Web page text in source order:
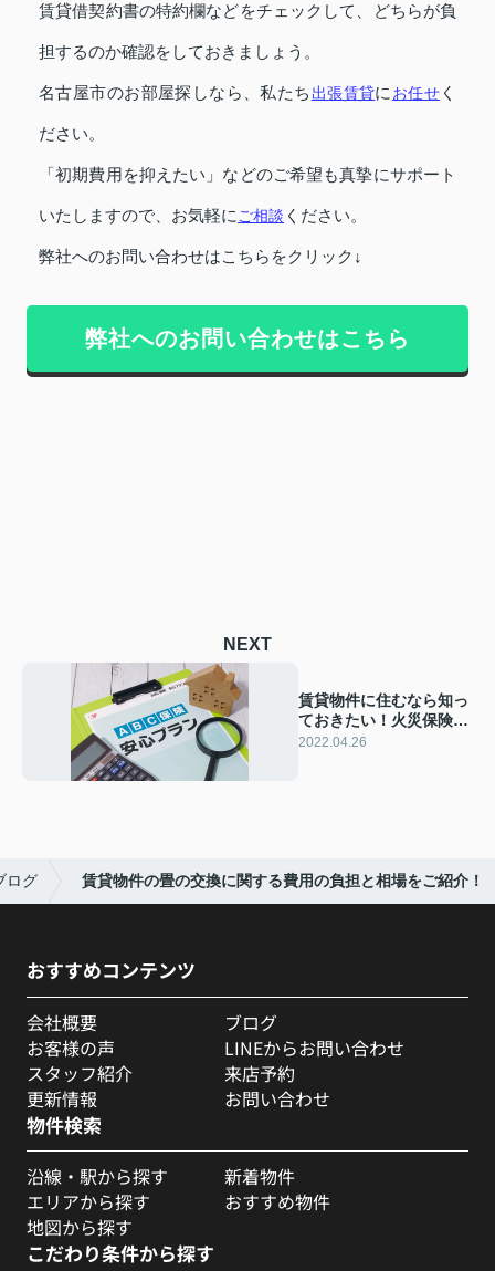
賃貸借契約書の特約欄などをチェックして、どちらが負
担するのか確認をしておきましょう。
名古屋市のお部屋探しなら、私たち 出張賃貸に お任せ く
ださい。
「初期費用を抑えたい」などのご希望も真摯にサポート
いたしますので、お気軽に ご相談 ください。
弊社へのお問い合わせはこちらをクリック↓
弊社へのお問い合わせはこちら
NEXT
賃貸物件に住むなら知っ
ておきたい！火災保険の
種類や補償とは
2022.04.26
ログ 賃貸物件の畳の交換に関する費用の負担と相場をご紹介！
おすすめコンテンツ
会社概要
お客様の声
スタッフ紹介
更新情報
ブログ
LINEからお問い合わせ
来店予約
お問い合わせ
物件検索
沿線・駅から探す
エリアから探す
地図から探す
新着物件
おすすめ物件
こだわり条件から探す